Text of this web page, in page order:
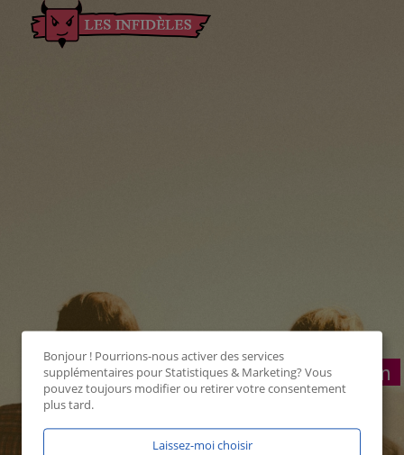
Connexion
Bonjour ! Pourrions-nous activer des services
supplémentaires pourStatistiques & Marketing? Vous
pouvez toujours modifier ou retirer votre consentement
plus tard.
Laissez-moi choisir